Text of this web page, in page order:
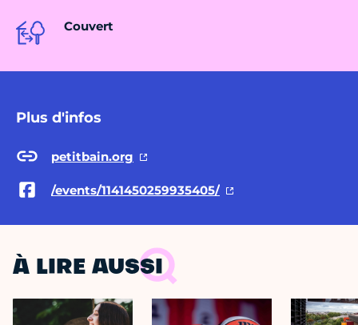
Couvert
Plus d'infos
petitbain.org
/events/1141450259935405/
À LIRE AUSSI